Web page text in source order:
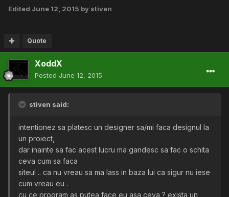
Edited June 12, 2015 by stiven
Quote
XoddX
Posted June 12, 2015
stiven said:
intentionez sa platesc un designer sa/mi faca designul la
un proiect,
dar inainte sa fac acest lucru ma gandesc sa fac o schita
ceva cum sa faca
siteul .. ca nu vreau sa ma lass in baza lui ca sigur nu iese
cum vreau eu .
cu ce program as putea face eu asa ceva ? exista un